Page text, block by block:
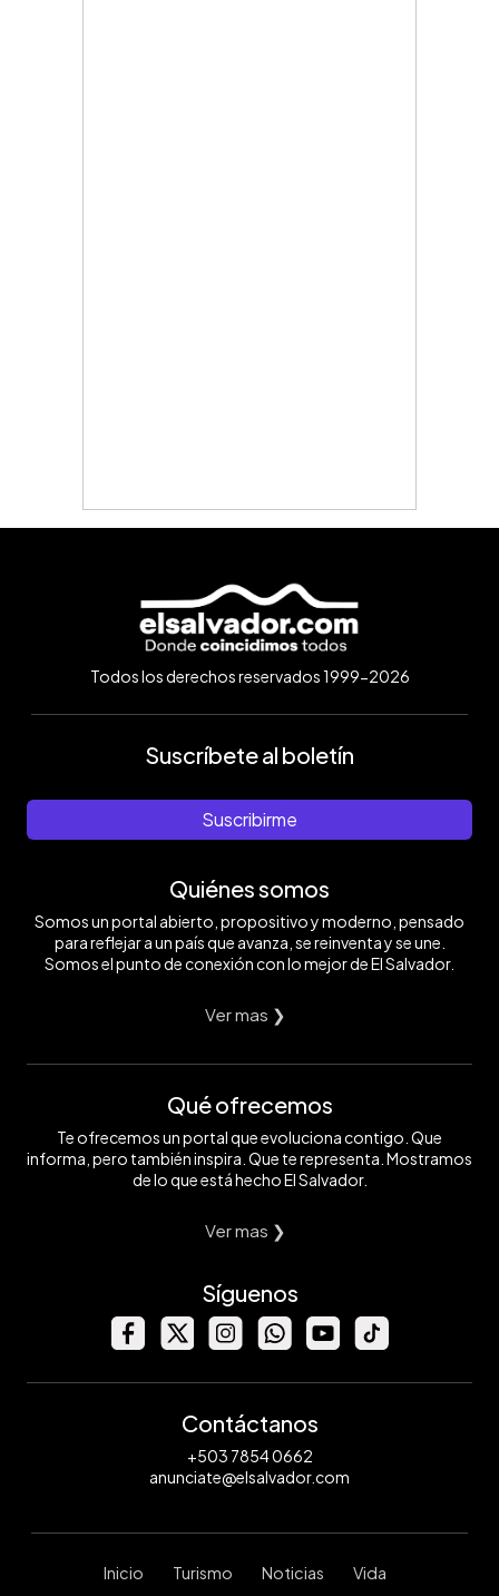
Todos los derechos reservados 1999-2026
Suscríbete al boletín
Suscribirme
Quiénes somos
Somos un portal abierto, propositivo y moderno, pensado
para reflejar a un país que avanza, se reinventa y se une.
Somos el punto de conexión con lo mejor de El Salvador.
Ver mas ❯
Qué ofrecemos
Te ofrecemos un portal que evoluciona contigo. Que
informa, pero también inspira. Que te representa. Mostramos
de lo que está hecho El Salvador.
Ver mas ❯
Síguenos
Contáctanos
+503 7854 0662
anunciate@elsalvador.com
Inicio Turismo Noticias Vida